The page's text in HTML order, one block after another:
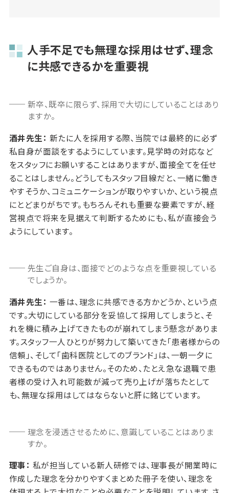
人手不足でも無理な採用はせず、理念
に共感できるかを重要視
新卒、既卒に限らず、採用で大切にしていることはあり
ますか。
酒井先生： 新たに人を採用する際、当院では最終的に必ず
私自身が面談をするようにしています。見学時の対応など
をスタッフにお願いすることはありますが、面接全てを任せ
ることはしません。どうしてもスタッフ目線だと、一緒に働き
やすそうか、コミュニケーションが取りやすいか、という視点
にとどまりがちです。もちろんそれも重要な要素ですが、経
営視点で将来を見据えて判断するためにも、私が直接会う
ようにしています。
先生ご自身は、面接でどのような点を重要視している
でしょうか。
酒井先生： 一番は、理念に共感できる方かどうか、という点
です。大切にしている部分を妥協して採用してしまうと、そ
れを機に積み上げてきたものが崩れてしまう懸念がありま
す。スタッフ一人ひとりが努力して築いてきた「患者様からの
信頼」、そして「歯科医院としてのブランド」は、一朝一夕に
できるものではありません。そのため、たとえ急な退職で患
者様の受け入れ可能数が減って売り上げが落ちたとして
も、無理な採用はしてはならないと肝に銘じています。
理念を浸透させるために、意識していることはありま
すか。
理事： 私が担当している新人研修では、理事長が開業時に
作成した理念を分かりやすくまとめた冊子を使い、理念を